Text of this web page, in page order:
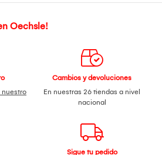
Oechsle!
nuestro
Cambios y devoluciones
En nuestras 26 tiendas a nivel
nacional
Sigue tu pedido